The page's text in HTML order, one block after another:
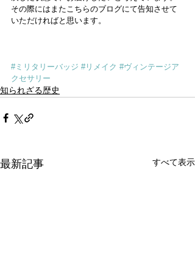
その際にはまたこちらのブログにて告知させて
いただければと思います。
#ミリタリーバッジ #リメイク #ヴィンテージア
クセサリー
知られざる歴史
最新記事 すべて表示